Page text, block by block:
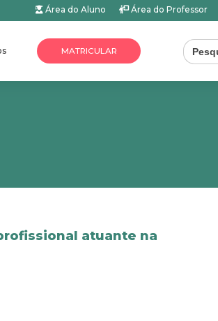
Área do Aluno Área do Professor
MATRICULAR
Search
for:
atuante na